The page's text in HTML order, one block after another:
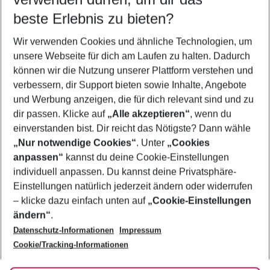
5-8 Nächte
2 Erwachsene Keine Kinder
Mehr Filter anzeigen
Footer
Footer navigation
Über uns
AGB
Bestpreisgarantie
Cookie-Einstellungen ändern
Cookie-Richtlinie
Agenturbetreuung
Barrierefreies Reisen
Folge uns
beste Erlebnis zu bieten?
Wir verwenden Cookies und ähnliche Technologien, um
unsere Webseite für dich am Laufen zu halten. Dadurch
können wir die Nutzung unserer Plattform verstehen und
verbessern, dir Support bieten sowie Inhalte, Angebote
und Werbung anzeigen, die für dich relevant sind und zu
dir passen. Klicke auf „Alle akzeptieren“, wenn du
einverstanden bist. Dir reicht das Nötigste? Dann wähle
„Nur notwendige Cookies“. Unter „Cookies
anpassen“ kannst du deine Cookie-Einstellungen
individuell anpassen. Du kannst deine Privatsphäre-
Einstellungen natürlich jederzeit ändern oder widerrufen
– klicke dazu einfach unten auf „Cookie-Einstellungen
ändern“.
Datenschutz-Informationen
Impressum
Cookie/Tracking-Informationen